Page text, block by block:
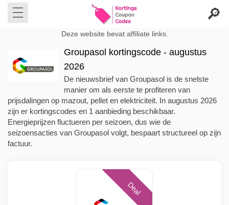
Deze website bevat affiliate links.
Groupasol kortingscode - augustus
2026
De nieuwsbrief van Groupasol is de snelste
manier om als eerste te profiteren van
prijsdalingen op mazout, pellet en elektriciteit. In augustus 2026
zijn er kortingscodes en 1 aanbieding beschikbaar.
Energieprijzen fluctueren per seizoen, dus wie de
seizoensacties van Groupasol volgt, bespaart structureel op zijn
factuur.
Deal